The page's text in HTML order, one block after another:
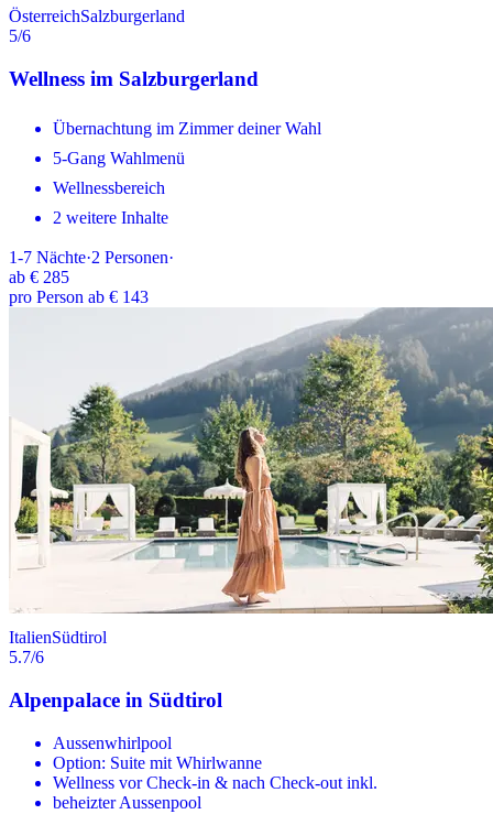
ÖsterreichSalzburgerland
5/6
Wellness im Salzburgerland
Übernachtung im Zimmer deiner Wahl
5-Gang Wahlmenü
Wellnessbereich
2 weitere Inhalte
1-7 Nächte·2 Personen·
ab € 285
pro Person ab € 143
ItalienSüdtirol
5.7/6
Alpenpalace in Südtirol
Aussenwhirlpool
Option: Suite mit Whirlwanne
Wellness vor Check-in & nach Check-out inkl.
beheizter Aussenpool